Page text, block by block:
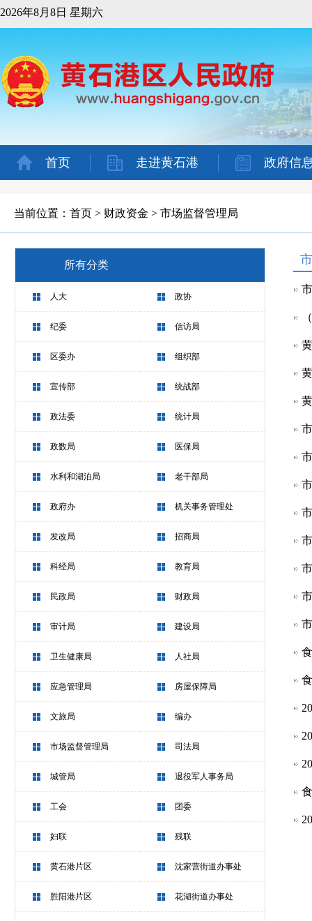
2026年8月8日 星期六
首页 走进黄石港 政府信
当前位置： 首页 > 财政资金 > 市场监督管理局
所有分类
人大 政协
纪委 信访局
区委办 组织部
宣传部 统战部
政法委 统计局
政数局 医保局
水利和湖泊局 老干部局
政府办 机关事务管理处
发改局 招商局
科经局 教育局
民政局 财政局
审计局 建设局
卫生健康局 人社局
应急管理局 房屋保障局
文旅局 编办
市场监督管理局 司法局
城管局 退役军人事务局
工会 团委
妇联 残联
黄石港片区 沈家营街道办事处
胜阳港片区 花湖街道办事处